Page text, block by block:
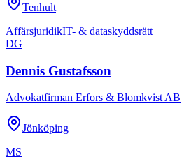
Tenhult
AffärsjuridikIT- & dataskyddsrätt
DG
Dennis Gustafsson
Advokatfirman Erfors & Blomkvist AB
Jönköping
MS